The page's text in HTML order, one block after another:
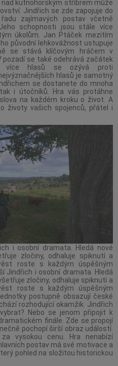
kutnohorským stříbrem může
Jindřich se zde zapojuje do
zajímavých postav včetně
schopnosti jsou stále více
úkolům. Jan Ptáček mezitím
původní lehkovážnost ustupuje
se stává klíčovým hráčem v
se také odehrává začátek
více hlasů se ozývá proti
hlasů je samotný
se dostanete do mnoha
i útočníků. Hra vás protáhne
na každém kroku o život. A
životy vašich spojenců, přátel i
i osobní dramata. Hledá nové
zločiny, odhaluje spiknutí a
roste s každým úspěšným
Jindřich i osobní dramata. Hledá
zločiny, odhaluje spiknutí a
roste s každým úspěšným
postupně obsazují české
rozhodující okamžik. Jindřich
Nebo se jenom připojit k
finále. Zde se propojí
pochopí širší obraz událostí.
vysokou cenu. Hra nenabízí
postav má své motivace a
pohled na složitou historickou